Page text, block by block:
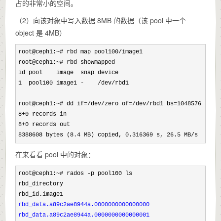
占的非常小的空间。
（2）向该对象中写入数据 8MB 的数据（该 pool 中一个
object 是 4MB）
root@ceph1:~# rbd map pool100/image1
root@ceph1:~# rbd showmapped
id pool    image  snap device
1  pool100 image1 -    /dev/rbd1
root@ceph1:~# dd if=/dev/zero of=/dev/rbd1 bs=1048576
8+0 records in
8+0 records out
8388608 bytes (8.4 MB) copied, 0.316369 s, 26.5 MB/s
在来看看 pool 中的对象：
root@ceph1:~# rados -p pool100 ls
rbd_directory
rbd_data.a89c2ae8944a.0000000000000000
rbd_data.a89c2ae8944a.0000000000000001